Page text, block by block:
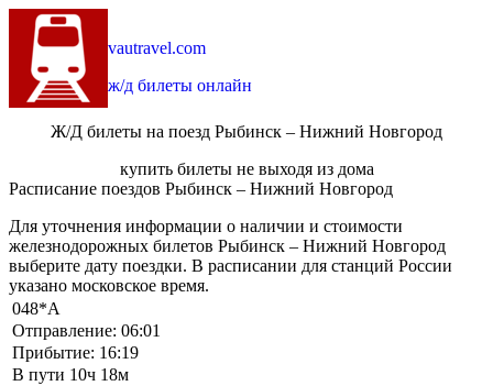
vautravel.com
ж/д билеты онлайн
Ж/Д билеты на поезд Рыбинск – Нижний Новгород
купить билеты не выходя из дома
Расписание поездов Рыбинск – Нижний Новгород
Для уточнения информации о наличии и стоимости
железнодорожных билетов Рыбинск – Нижний Новгород
выберите дату поездки. В расписании для станций России
указано московское время.
048*А
Отправление: 06:01
Прибытие: 16:19
В пути 10ч 18м